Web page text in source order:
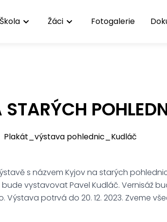
Škola Žáci Fotogalerie
s názvem Kyjov na starých
bude vystavovat Pavel Kudláč. Vernisáž
Výstava potrvá do 20. 12. 2023. Zveme